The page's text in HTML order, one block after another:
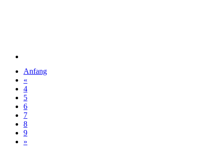
Anfang
«
4
5
6
7
8
9
»